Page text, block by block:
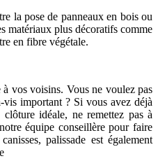
la pose de panneaux en bois ou
matériaux plus décoratifs comme
en fibre végétale.
à vos voisins. Vous ne voulez pas
vis important ? Si vous avez déjà
idéale, ne remettez pas à
équipe conseillère pour faire
palissade est également